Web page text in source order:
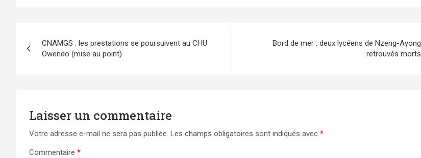
de
l’article
CNAMGS : les prestations se poursuivent au CHU
Owendo (mise au point)
Bord de mer : deux lycéens de Nzeng-Ayong
retrouvés morts
Laisser un commentaire
Votre adresse e-mail ne sera pas publiée. Les champs obligatoires sont indiqués avec *
Commentaire *